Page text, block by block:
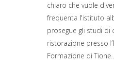
chiaro che vuole
frequenta l'istituto
prosegue gli studi di
ristorazione presso
Formazione di